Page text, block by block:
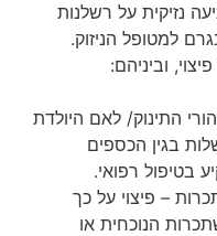
נזיקית על רשלנות
למטופל הניזוק.
וביניהם:
התינוק/ לאם היולדת
בגין הכספים
בטיפול רפואי.
– פיצוי על כך
הנוכחית או